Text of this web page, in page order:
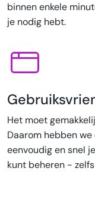
binnen enkele
je nodig hebt.
Het moet
Daarom hebben
eenvoudig en snel
kunt beheren -